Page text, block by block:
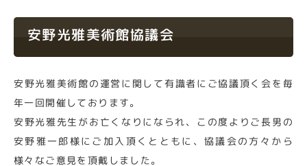
安野光雅美術館協議会
安野光雅美術館の運営に関して有識者にご協議頂く会を毎
年一回開催しております。
安野光雅先生がお亡くなりになられ、この度よりご長男の
安野雅一郎様にご加入頂くとともに、協議会の方々から
様々なご意見を頂戴しました。